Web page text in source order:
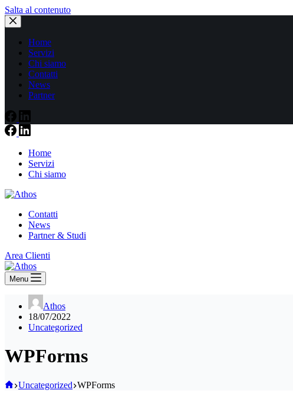
Salta al contenuto
Home
Servizi
Chi siamo
Contatti
News
Partner
Home
Servizi
Chi siamo
Contatti
News
Partner & Studi
Area Clienti
Menu
Athos
18/07/2022
Uncategorized
WPForms
Home
Uncategorized WPForms